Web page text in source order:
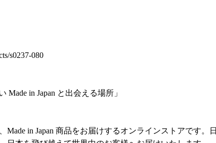
s0237-080
Made in Japan と出会える場所」
Made in Japan 商品をお届けするオンラインストアです。日